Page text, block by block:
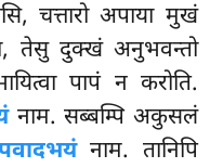
चत्तारो अपाया मुखं
तेसु दुक्खं अनुभवन्तो
पापं न करोति.
नाम. सब्बम्पि अकुसलं
नाम. तानिपि